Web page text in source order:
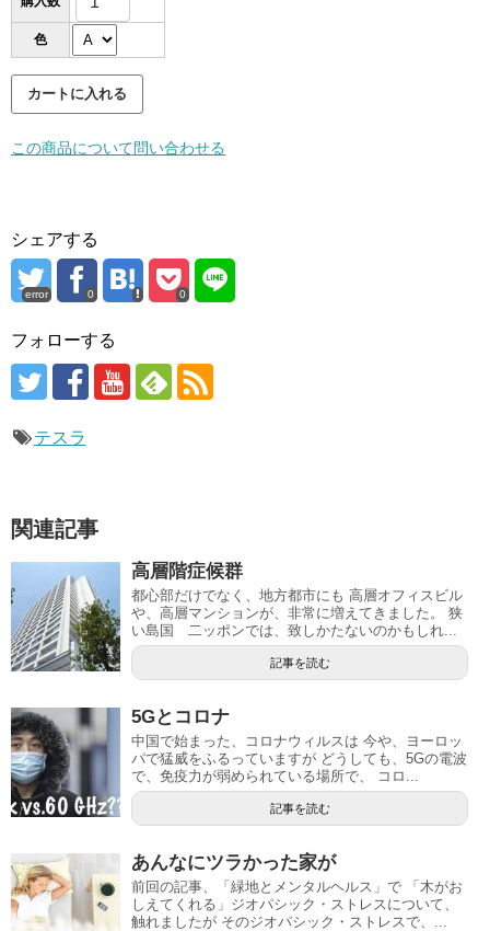
色
この商品について問い合わせる
シェアする
error 0 0
フォローする
テスラ
関連記事
高層階症候群
都心部だけでなく、地方都市にも 高層オフィスビル
や、高層マンションが、非常に増えてきました。 狭
い島国 二ッポンでは、致しかたないのかもしれ...
記事を読む
5Gとコロナ
中国で始まった、コロナウィルスは 今や、ヨーロッ
パで猛威をふるっていますが どうしても、5Gの電波
で、免疫力が弱められている場所で、 コロ...
記事を読む
あんなにツラかった家が
前回の記事、「緑地とメンタルヘルス」で 「木がお
しえてくれる」ジオパシック・ストレスについて、
触れましたが そのジオパシック・ストレスで、...